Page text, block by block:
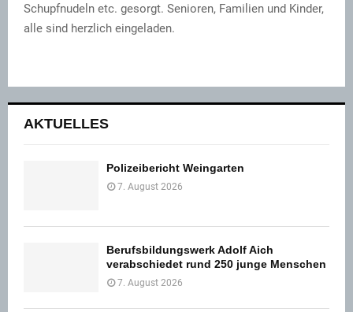
Schupfnudeln etc. gesorgt. Senioren, Familien und Kinder,
alle sind herzlich eingeladen.
AKTUELLES
Polizeibericht Weingarten
7. August 2026
Berufsbildungswerk Adolf Aich
verabschiedet rund 250 junge Menschen
7. August 2026